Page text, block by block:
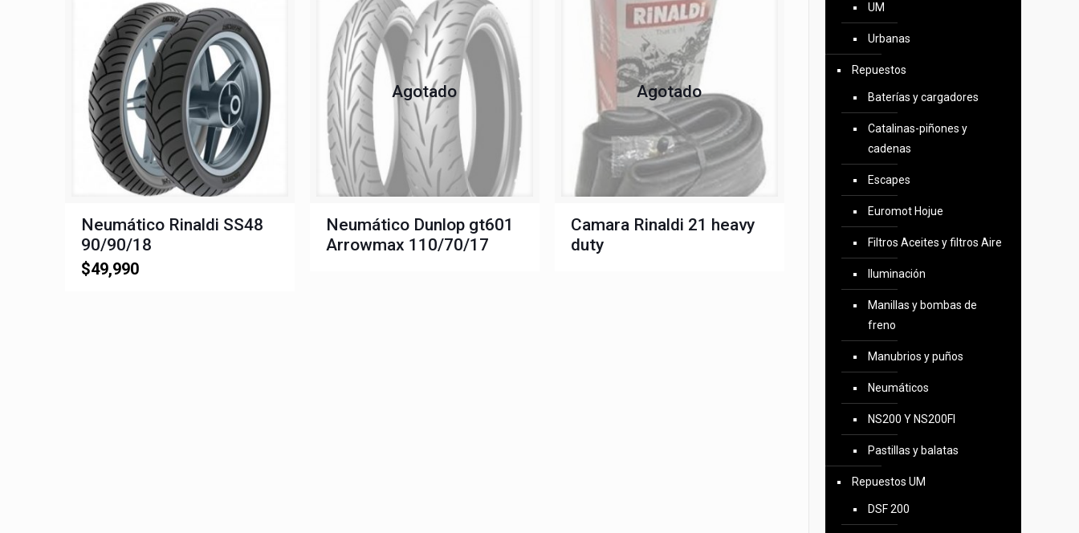
Neumático Rinaldi SS48
90/90/18
$49,990
Agotado
Neumático Dunlop gt601
Arrowmax 110/70/17
Agotado
Camara Rinaldi 21 heavy
duty
UM
Urbanas
Repuestos
Baterías y cargadores
Catalinas-piñones y
cadenas
Escapes
Euromot Hojue
Filtros Aceites y filtros Aire
Iluminación
Manillas y bombas de
freno
Manubrios y puños
Neumáticos
NS200 Y NS200FI
Pastillas y balatas
Repuestos UM
DSF 200